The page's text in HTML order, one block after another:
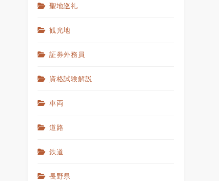
聖地巡礼
観光地
証券外務員
資格試験解説
車両
道路
鉄道
長野県